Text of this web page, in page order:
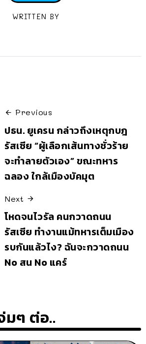
WRITTEN BY
Previous
ปธน. ยูเครน กล่าวถึงเหตุกบฎ
รัสเซีย “ผู้เลือกเส้นทางชั่วร้าย
จะทำลายตัวเอง” ขณะทหาร
ฉลอง ใกล้เมืองบัคมุต
Next
โหดจนไวรัล คนกวาดถนน
รัสเซีย ทำงานแม้ทหารเต็มเมือง
รบกันแล้วไง? ฉันจะกวาดถนน
No สน No แคร์
มๆ ต่อ..